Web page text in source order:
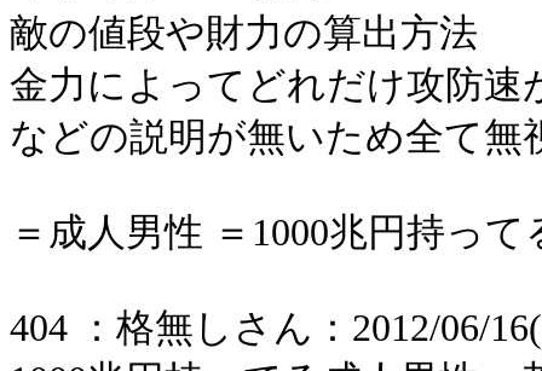
敵の値段や財力の算出方法
金力によってどれだけ攻防速
などの説明が無いため全て無
＝成人男性 ＝1000兆円持っ
404 ：格無しさん：2012/06/